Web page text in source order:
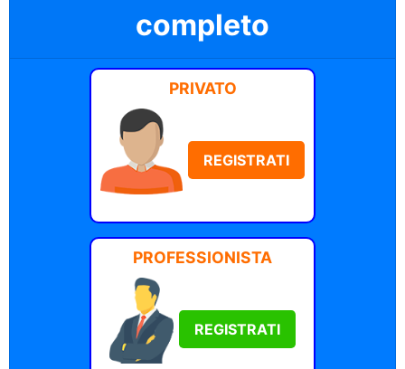
completo
PRIVATO
REGISTRATI
PROFESSIONISTA
REGISTRATI